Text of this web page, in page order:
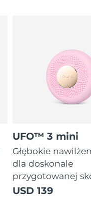
UFO™ 3 mini
Głębokie
dla doskonale
przygotowanej
USD 139